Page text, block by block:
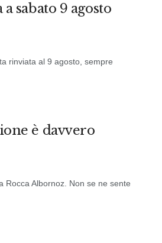
sabato 9 agosto
rinviata al 9 agosto, sempre
è davvero
Rocca Albornoz. Non se ne sente